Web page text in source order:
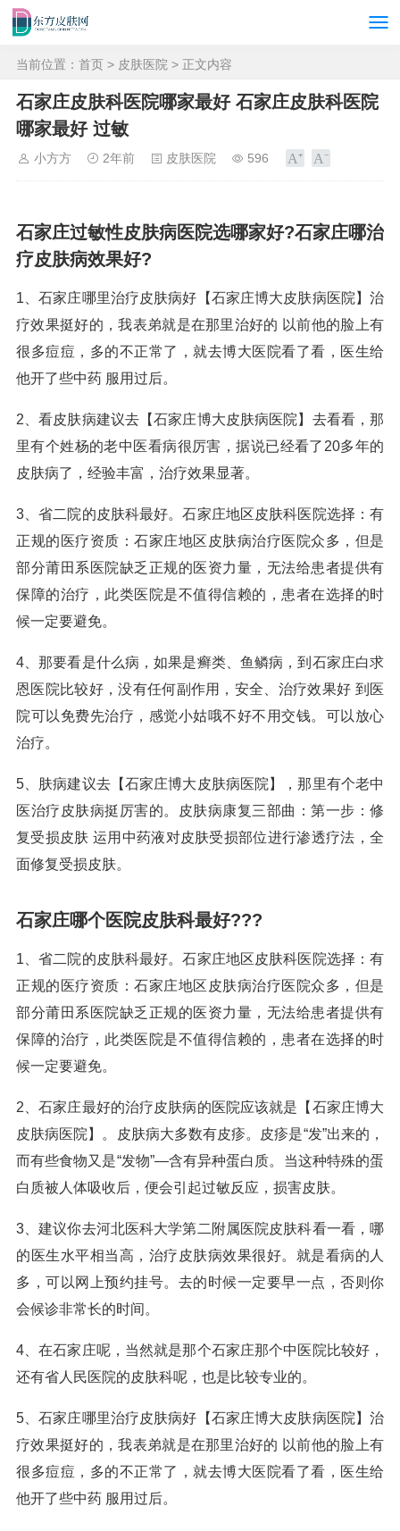
当前位置： 首页 > 皮肤医院 > 正文内容
石家庄皮肤科医院哪家最好 石家庄皮肤科医院
哪家最好 过敏
小方方 2年前 皮肤医院 596
石家庄过敏性皮肤病医院选哪家好?石家庄哪治
疗皮肤病效果好?
1、石家庄哪里治疗皮肤病好【石家庄博大皮肤病医院】治
疗效果挺好的，我表弟就是在那里治好的 以前他的脸上有
很多痘痘，多的不正常了，就去博大医院看了看，医生给
他开了些中药 服用过后。
2、看皮肤病建议去【石家庄博大皮肤病医院】去看看，那
里有个姓杨的老中医看病很厉害，据说已经看了20多年的
皮肤病了，经验丰富，治疗效果显著。
3、省二院的皮肤科最好。石家庄地区皮肤科医院选择：有
正规的医疗资质：石家庄地区皮肤病治疗医院众多，但是
部分莆田系医院缺乏正规的医资力量，无法给患者提供有
保障的治疗，此类医院是不值得信赖的，患者在选择的时
候一定要避免。
4、那要看是什么病，如果是癣类、鱼鳞病，到石家庄白求
恩医院比较好，没有任何副作用，安全、治疗效果好 到医
院可以免费先治疗，感觉小姑哦不好不用交钱。可以放心
治疗。
5、肤病建议去【石家庄博大皮肤病医院】，那里有个老中
医治疗皮肤病挺厉害的。皮肤病康复三部曲：第一步：修
复受损皮肤 运用中药液对皮肤受损部位进行渗透疗法，全
面修复受损皮肤。
石家庄哪个医院皮肤科最好???
1、省二院的皮肤科最好。石家庄地区皮肤科医院选择：有
正规的医疗资质：石家庄地区皮肤病治疗医院众多，但是
部分莆田系医院缺乏正规的医资力量，无法给患者提供有
保障的治疗，此类医院是不值得信赖的，患者在选择的时
候一定要避免。
2、石家庄最好的治疗皮肤病的医院应该就是【石家庄博大
皮肤病医院】。皮肤病大多数有皮疹。皮疹是“发”出来的，
而有些食物又是“发物”—含有异种蛋白质。当这种特殊的蛋
白质被人体吸收后，便会引起过敏反应，损害皮肤。
3、建议你去河北医科大学第二附属医院皮肤科看一看，哪
的医生水平相当高，治疗皮肤病效果很好。就是看病的人
多，可以网上预约挂号。去的时候一定要早一点，否则你
会候诊非常长的时间。
4、在石家庄呢，当然就是那个石家庄那个中医院比较好，
还有省人民医院的皮肤科呢，也是比较专业的。
5、石家庄哪里治疗皮肤病好【石家庄博大皮肤病医院】治
疗效果挺好的，我表弟就是在那里治好的 以前他的脸上有
很多痘痘，多的不正常了，就去博大医院看了看，医生给
他开了些中药 服用过后。